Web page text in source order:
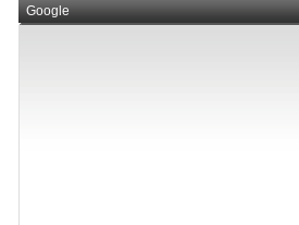
Google